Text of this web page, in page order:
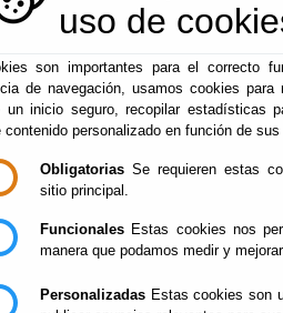
uso de
son importantes para el correcto
de navegación, usamos cookies
un inicio seguro, recopilar estadísticas
contenido personalizado en función de
Obligatorias Se requieren estas
sitio principal.
Funcionales Estas cookies nos
manera que podamos medir y
Personalizadas Estas cookies son
Inicio -Diputación -
XXXIII
DE LA